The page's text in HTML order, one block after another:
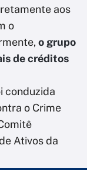
aos
o
o grupo
de créditos
conduzida
o Crime
Ativos da